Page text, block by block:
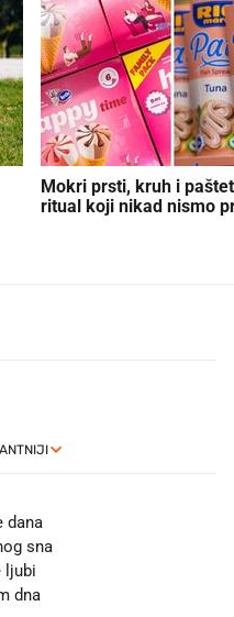
Mokri prsti, kruh i
ritual koji nikad nismo
dana
sna
ljubi
dna